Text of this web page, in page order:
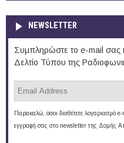
NEWSLETTER
Συμπληρώστε το e-mail σας
Δελτίο Τύπου της
Παρακαλώ, όσοι διαθέτετε λογαριασμό
εγγραφή σας στο newsletter της Δομής